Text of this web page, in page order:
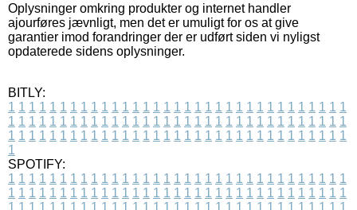
Oplysninger omkring produkter og internet handler
ajourføres jævnligt, men det er umuligt for os at give
garantier imod forandringer der er udført siden vi nyligst
opdaterede sidens oplysninger.
BITLY:
1 1 1 1 1 1 1 1 1 1 1 1 1 1 1 1 1 1 1 1 1 1 1 1 1 1 1 1 1 1 1 1 1
1 1 1 1 1 1 1 1 1 1 1 1 1 1 1 1 1 1 1 1 1 1 1 1 1 1 1 1 1 1 1 1 1
1 1 1 1 1 1 1 1 1 1 1 1 1 1 1 1 1 1 1 1 1 1 1 1 1 1 1 1 1 1 1 1 1
1
SPOTIFY:
1 1 1 1 1 1 1 1 1 1 1 1 1 1 1 1 1 1 1 1 1 1 1 1 1 1 1 1 1 1 1 1 1
1 1 1 1 1 1 1 1 1 1 1 1 1 1 1 1 1 1 1 1 1 1 1 1 1 1 1 1 1 1 1 1 1
1 1 1 1 1 1 1 1 1 1 1 1 1 1 1 1 1 1 1 1 1 1 1 1 1 1 1 1 1 1 1 1 1